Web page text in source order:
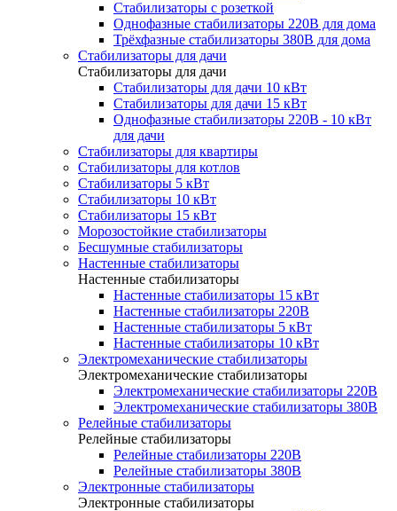
Стабилизаторы с розеткой
Однофазные стабилизаторы 220В для дома
Трёхфазные стабилизаторы 380В для дома
Стабилизаторы для дачи
Стабилизаторы для дачи
Стабилизаторы для дачи 10 кВт
Стабилизаторы для дачи 15 кВт
Однофазные стабилизаторы 220В - 10 кВт
для дачи
Стабилизаторы для квартиры
Стабилизаторы для котлов
Стабилизаторы 5 кВт
Стабилизаторы 10 кВт
Стабилизаторы 15 кВт
Морозостойкие стабилизаторы
Бесшумные стабилизаторы
Настенные стабилизаторы
Настенные стабилизаторы
Настенные стабилизаторы 15 кВт
Настенные стабилизаторы 220В
Настенные стабилизаторы 5 кВт
Настенные стабилизаторы 10 кВт
Электромеханические стабилизаторы
Электромеханические стабилизаторы
Электромеханические стабилизаторы 220В
Электромеханические стабилизаторы 380В
Релейные стабилизаторы
Релейные стабилизаторы
Релейные стабилизаторы 220В
Релейные стабилизаторы 380В
Электронные стабилизаторы
Электронные стабилизаторы